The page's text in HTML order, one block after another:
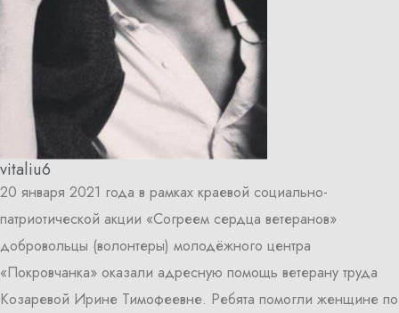
vitaliu6
20 января 2021 года в рамках краевой социально-
патриотической акции «Согреем сердца ветеранов»
добровольцы (волонтеры) молодёжного центра
«Покровчанка» оказали адресную помощь ветерану труда
Козаревой Ирине Тимофеевне. Ребята помогли женщине по